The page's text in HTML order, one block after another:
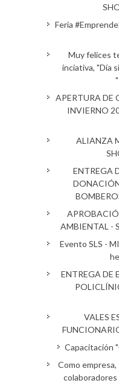
Feria
Muy felices
inciativa, "Día
APERTURA DE
INVIERNO
ALIANZA
ENTREGA
AMBIENTAL -
Evento SLS -
ENTREGA DE
VALES
Capacitación
Como
colaboradores